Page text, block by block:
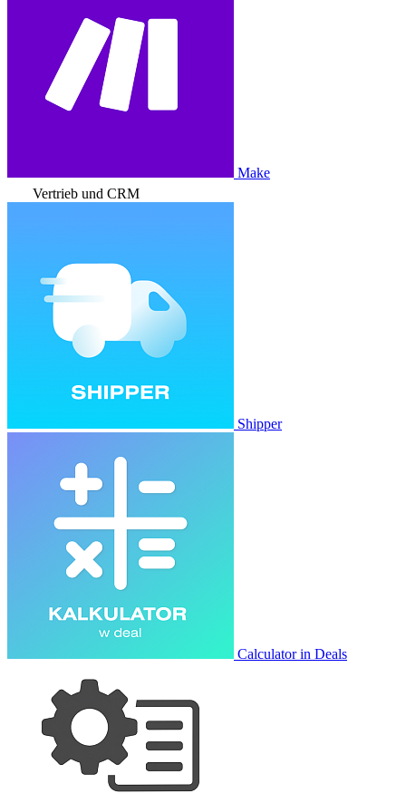
Make
Vertrieb und CRM
Shipper
Calculator in Deals